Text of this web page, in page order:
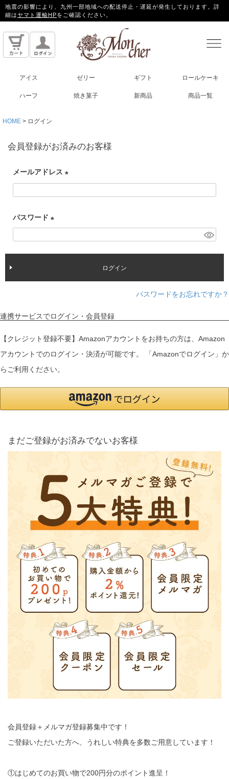
地震の影響により、九州一部地域への配送停止・遅延が発生しております。詳
細はヤマト運輸HPをご確認ください。
アイス ゼリー ギフト ロールケーキ
ハーフ 焼き菓子 新商品 商品一覧
HOME ログイン
会員登録がお済みのお客様
メールアドレス
パスワード
)
ログイン
パスワードをお忘れですか？
連携サービスでログイン・会員登録
【クレジット登録不要】Amazonアカウントをお持ちの方は、Amazon
アカウントでのログイン・決済が可能です。 「Amazonでログイン」か
らご利用ください。
まだご登録がお済みでないお客様
会員登録＋メルマガ登録募集中です！
ご登録いただいた方へ、うれしい特典を多数ご用意しています！
①はじめてのお買い物で200円分のポイント進呈！